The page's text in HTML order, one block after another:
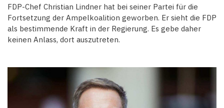
FDP-Chef Christian Lindner hat bei seiner Partei für die
Fortsetzung der Ampelkoalition geworben. Er sieht die FDP
als bestimmende Kraft in der Regierung. Es gebe daher
keinen Anlass, dort auszutreten.